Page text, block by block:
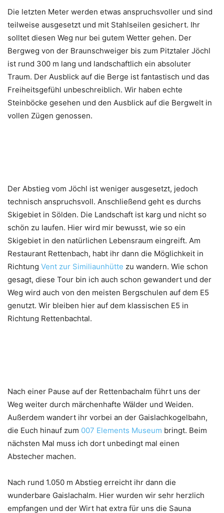
Die letzten Meter werden etwas anspruchsvoller und sind
teilweise ausgesetzt und mit Stahlseilen gesichert. Ihr
solltet diesen Weg nur bei gutem Wetter gehen. Der
Bergweg von der Braunschweiger bis zum Pitztaler Jöchl
ist rund 300 m lang und landschaftlich ein absoluter
Traum. Der Ausblick auf die Berge ist fantastisch und das
Freiheitsgefühl unbeschreiblich. Wir haben echte
Steinböcke gesehen und den Ausblick auf die Bergwelt in
vollen Zügen genossen.
Der Abstieg vom Jöchl ist weniger ausgesetzt, jedoch
technisch anspruchsvoll. Anschließend geht es durchs
Skigebiet in Sölden. Die Landschaft ist karg und nicht so
schön zu laufen. Hier wird mir bewusst, wie so ein
Skigebiet in den natürlichen Lebensraum eingreift. Am
Restaurant Rettenbach, habt ihr dann die Möglichkeit in
Richtung Vent zur Similiaunhütte zu wandern. Wie schon
gesagt, diese Tour bin ich auch schon gewandert und der
Weg wird auch von den meisten Bergschulen auf dem E5
genutzt. Wir bleiben hier auf dem klassischen E5 in
Richtung Rettenbachtal.
Nach einer Pause auf der Rettenbachalm führt uns der
Weg weiter durch märchenhafte Wälder und Weiden.
Außerdem wandert ihr vorbei an der Gaislachkogelbahn,
die Euch hinauf zum 007 Elements Museum bringt. Beim
nächsten Mal muss ich dort unbedingt mal einen
Abstecher machen.
Nach rund 1.050 m Abstieg erreicht ihr dann die
wunderbare Gaislachalm. Hier wurden wir sehr herzlich
empfangen und der Wirt hat extra für uns die Sauna